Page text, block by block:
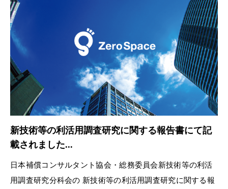
新技術等の利活用調査研究に関する報告書にて記
載されました...
日本補償コンサルタント協会・総務委員会新技術等の利活
用調査研究分科会の 新技術等の利活用調査研究に関する報